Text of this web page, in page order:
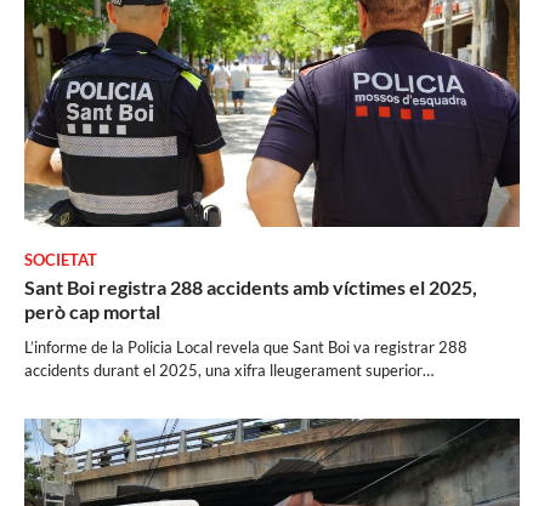
SOCIETAT
Sant Boi registra 288 accidents amb víctimes el 2025,
però cap mortal
L’informe de la Policia Local revela que Sant Boi va registrar 288
accidents durant el 2025, una xifra lleugerament superior…